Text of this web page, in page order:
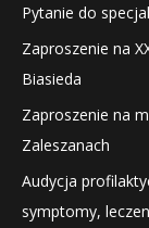
Pytanie do
Zaproszenie na
Biasieda
Zaproszenie na
Zaleszanach
Audycja
symptomy,